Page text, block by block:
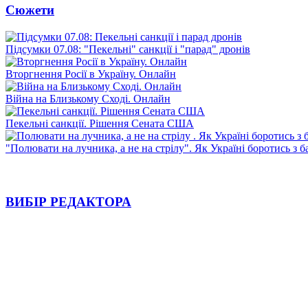
Сюжети
Підсумки 07.08: "Пекельні" санкції і "парад" дронів
Вторгнення Росії в Україну. Онлайн
Війна на Близькому Сході. Онлайн
Пекельні санкції. Рішення Сената США
"Полювати на лучника, а не на стрілу". Як Україні боротись з
ВИБІР РЕДАКТОРА